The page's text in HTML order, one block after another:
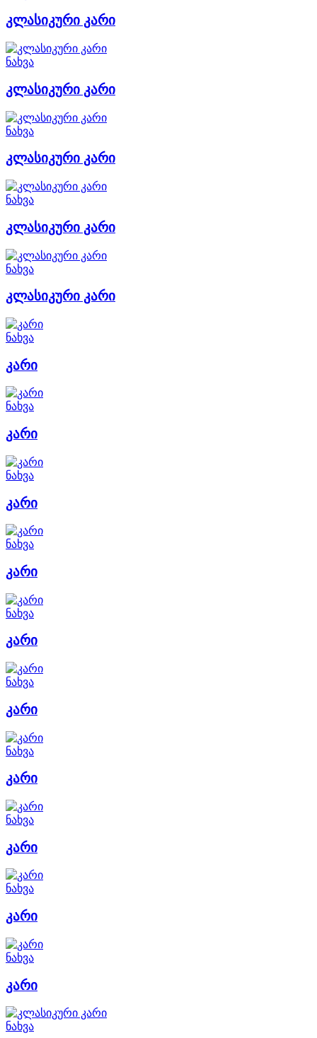
კლასიკური კარი
ნახვა
კლასიკური კარი
ნახვა
კლასიკური კარი
ნახვა
კლასიკური კარი
ნახვა
კლასიკური კარი
ნახვა
კარი
ნახვა
კარი
ნახვა
კარი
ნახვა
კარი
ნახვა
კარი
ნახვა
კარი
ნახვა
კარი
ნახვა
კარი
ნახვა
კარი
ნახვა
კარი
ნახვა